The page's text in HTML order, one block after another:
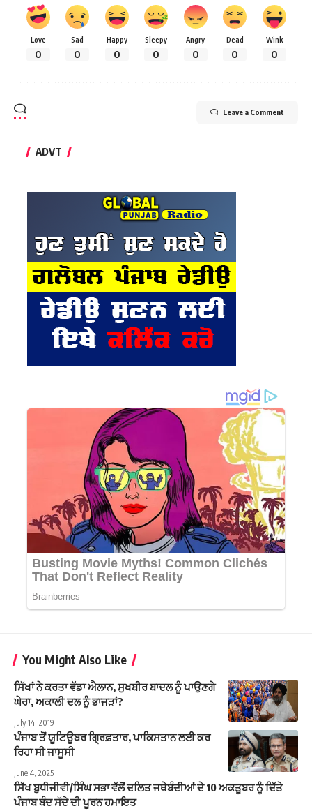
Love
0
Sad
0
Happy
0
Sleepy
0
Angry
0
Dead
0
Wink
0
Leave a Comment
ADVT
You Might Also Like
ਸਿੱਖਾਂ ਨੇ ਕਰਤਾ ਵੱਡਾ ਐਲਾਨ, ਸੁਖਬੀਰ ਬਾਦਲ ਨੂੰ ਪਾਉਣਗੇ
ਘੇਰਾ, ਅਕਾਲੀ ਦਲ ਨੂੰ ਭਾਜੜਾਂ?
July 14, 2019
ਪੰਜਾਬ ਤੋਂ ਯੂਟਿਊਬਰ ਗ੍ਰਿਫ਼ਤਾਰ, ਪਾਕਿਸਤਾਨ ਲਈ ਕਰ
ਰਿਹਾ ਸੀ ਜਾਸੂਸੀ
June 4, 2025
ਸਿੱਖ ਬੁਧੀਜੀਵੀ/ਸਿੰਘ ਸਭਾ ਵੱਲੋਂ ਦਲਿਤ ਜਥੇਬੰਦੀਆਂ ਦੇ 10 ਅਕਤੂਬਰ ਨੂੰ ਦਿੱਤੇ
ਪੰਜਾਬ ਬੰਦ ਸੱਦੇ ਦੀ ਪੂਰਨ ਹਮਾਇਤ